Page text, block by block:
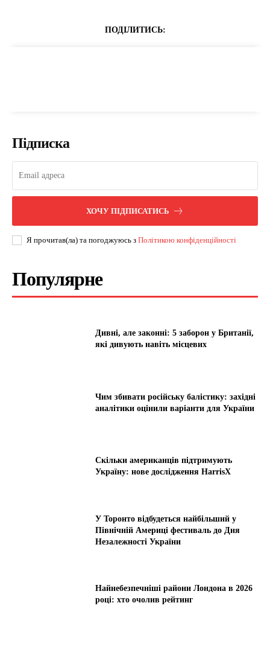
ПОДІЛИТИСЬ:
Підписка
ХОЧУ ПІДПИСАТИСЬ
Я прочитав(ла) та погоджуюсь з Політикою конфіденційності
Популярне
Дивні, але законні: 5 заборон у Британії,
які дивують навіть місцевих
Чим збивати російську балістику: західні
аналітики оцінили варіанти для України
Скільки американців підтримують
Україну: нове дослідження HarrisX
У Торонто відбудеться найбільший у
Північній Америці фестиваль до Дня
Незалежності України
Найнебезпечніші райони Лондона в 2026
році: хто очолив рейтинг